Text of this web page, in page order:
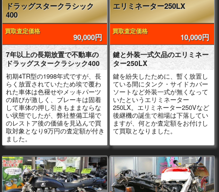
ドラッグスタークラシック
400
買取査定価格
90,000円
7年以上の長期放置で不動車の
ドラッグスタークラシック400
初期4TR型の1998年式ですが、長
らく放置されていたため埃で覆わ
れた車体は色褪せやメッキパーツ
の錆びが激しく、ブレーキは固着
して車体の押し引きもままならな
い状態でしたが、弊社整備工場で
のレストア後の価値を見込んで買
取対象となり9万円の査定額が付き
ました。
エリミネーター250LX
買取査定価格
10,000円
鍵と外装一式欠品のエリミネー
ター250LX
鍵を紛失したために、暫く放置し
ている間にタンク・サイドカバー
ソートなど外装一式が無くなって
いたというエリミネーター
250LX。エリミネーター250Vなど
後継機の誕生で相場は下落してい
ますが、何とか査定額をお付けし
て買取となりました。